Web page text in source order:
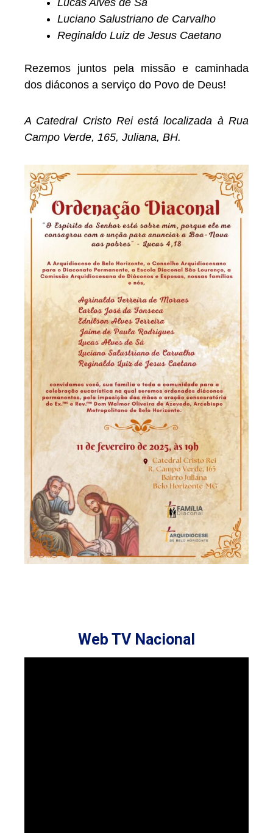
Lucas Alves de Sá
Luciano Salustriano de Carvalho
Reginaldo Luiz de Jesus Caetano
Rezemos juntos pela missão e caminhada
dos diáconos a serviço do Povo de Deus!
A Catedral Cristo Rei está localizada à Rua
Campo Verde, 165, Juliana, BH.
Web TV Nacional